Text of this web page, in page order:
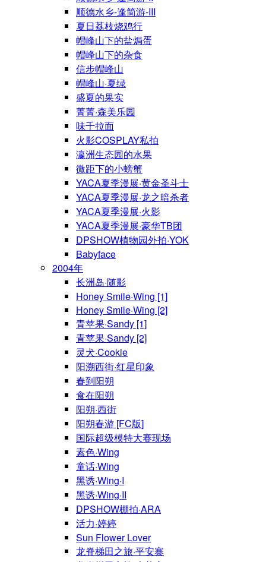
顺德水乡-逢简游-III
夏日荔枝烧鸡行
帽峰山下的盐焗蛋
帽峰山下的杂食
信步帽峰山
帽峰山·夏绿
盛夏的果实
菁菁·森美乐园
味千拉面
火影COSPLAY私拍
瀛洲生态园的水果
微距下的小螃蟹
YACA夏季漫展·黄金圣斗士
YACA夏季漫展·龙之暗杀者
YACA夏季漫展·火影
YACA夏季漫展·豪华TB团
DPSHOW植物园外拍·YOK
Babyface
2004年
长洲岛·随影
Honey Smile·Wing [1]
Honey Smile·Wing [2]
青苹果·Sandy [1]
青苹果·Sandy [2]
灵犬·Cookie
阳溯西街·红星印象
春到阳朔
食在阳朔
阳朔·西街
阳朔春游 [FC版]
国际超级模特大赛现场
素色·Wing
童话·Wing
黑诱·Wing·I
黑诱·Wing·II
DPSHOW棚拍·ARA
活力·婷婷
Sun Flower Lover
龙脊梯田之旅·平安寨